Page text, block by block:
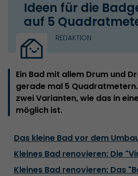
Ideen für die
auf 5
REDAKTION
Ein Bad mit allem Drum und
gerade mal 5
zwei Varianten, wie das in
möglich ist.
Das kleine Bad vor dem
Kleines Bad renovieren: Die
Kleines Bad renovieren: Das